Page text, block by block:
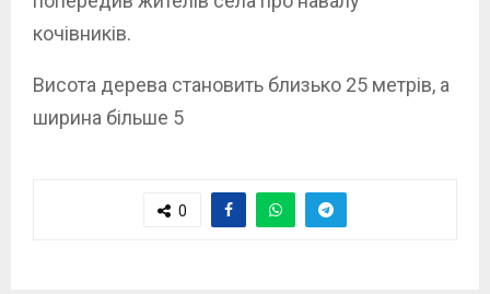
кочівників.
Висота дерева становить близько 25 метрів, а
ширина більше 5
0